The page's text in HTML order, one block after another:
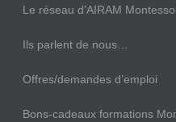
Le réseau d’AIRAM
Ils parlent de nous…
Offres/demandes d’emploi
Bons-cadeaux formations